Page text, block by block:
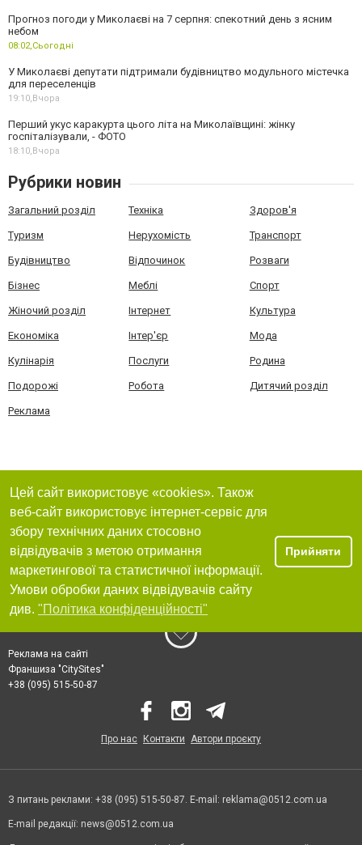
Прогноз погоди у Миколаєві на 7 серпня: спекотний день з ясним
небом
08:02,Сьогодні
У Миколаєві депутати підтримали будівництво модульного містечка
для переселенців
19:10, Вчора
Перший укус каракурта цього літа на Миколаївщині: жінку
госпіталізували, - ФОТО
18:10, Вчора
Рубрики новин
Загальний розділ Техніка Здоров'я
Туризм Нерухомість Транспорт
Будівництво Відпочинок Розваги
Бізнес Меблі Спорт
Жіночий розділ Інтернет Культура
Економіка Інтер'єр Мода
Кулінарія Послуги Родина
Подорожі Робота Дитячий розділ
Реклама
Цей сайт використовує «cookies». Також
веб-сайт використовує інтернет-сервіс для
збору технічних даних стосовно
відвідувачів з метою отримання
маркетингової та статистичної інформації.
Умови обробки даних відвідувачів сайту
див. "Політика конфіденційності"
Прийняти
Реклама на сайті
Франшиза "CitySites"
+38 (095) 515-50-87
Про нас Контакти Автори проєкту
З питань реклами: +38 (095) 515-50-87. E-mail: reklama@0512.com.ua
E-mail редакції: news@0512.com.ua